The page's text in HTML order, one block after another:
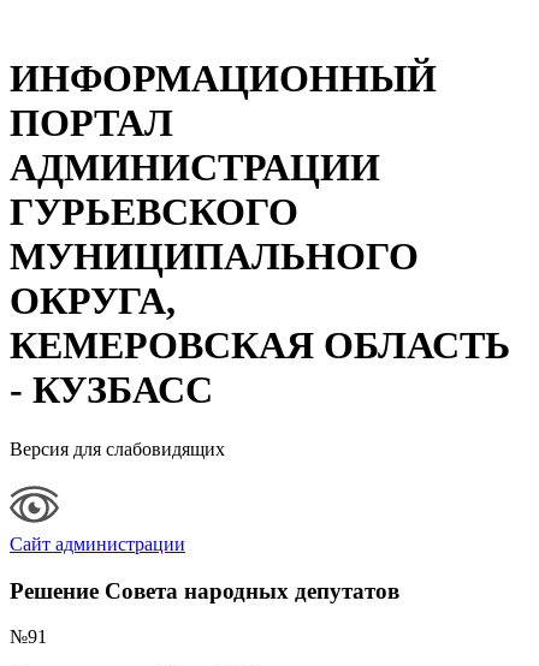
ИНФОРМАЦИОННЫЙ
ПОРТАЛ
АДМИНИСТРАЦИИ
ГУРЬЕВСКОГО
МУНИЦИПАЛЬНОГО
ОКРУГА,
КЕМЕРОВСКАЯ ОБЛАСТЬ
- КУЗБАСС
Версия для слабовидящих
Сайт администрации
Решение Совета народных депутатов
№91